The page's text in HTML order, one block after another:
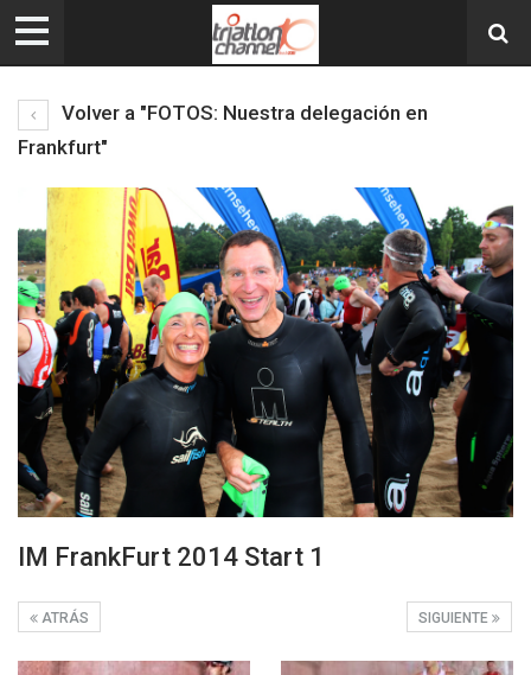
Volver a "FOTOS: Nuestra delegación en
Frankfurt"
IM FrankFurt 2014 Start 1
SIGUIENTE
ATRÁS